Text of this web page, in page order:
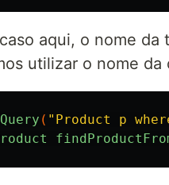
aqui, o nome da
utilizar o nome da
( "Product p